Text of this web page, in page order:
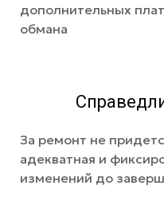
дополнительных
обмана
За ремонт не
адекватная и
изменений до